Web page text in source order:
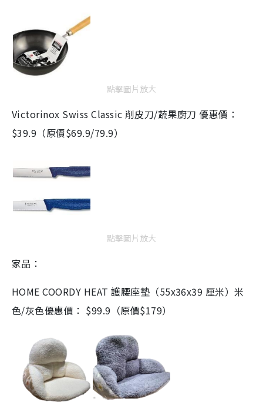
點擊圖片放大
Victorinox Swiss Classic 削皮刀/蔬果廚刀 優惠價：
$39.9（原價$69.9/79.9）
點擊圖片放大
家品：
HOME COORDY HEAT 護腰座墊（55x36x39 厘米）米
色/灰色優惠價： $99.9（原價$179）